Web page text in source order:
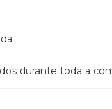
durante toda a